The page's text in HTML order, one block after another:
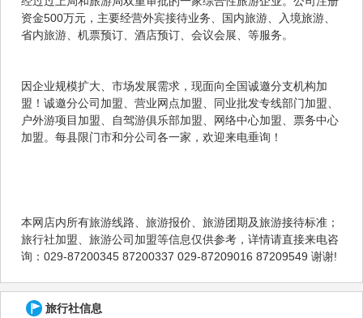
资金500万元，主要经营外宾接待业务、国内旅游、入境旅游、
省内旅游、机票预订、酒店预订、会议会展、等服务。
因企业规模扩大、市场发展需求，现面向全国诚邀分支机构加
盟！诚邀分公司加盟、营业网点加盟、同业批发专线部门加盟、
户外游项目加盟、自驾游俱乐部加盟、网络中心加盟、票务中心
加盟。每县限门市和分公司各一家，欢迎来电垂询！
本网店内所有旅游线路、旅游报价、旅游团期及旅游接待标准；
旅行社加盟、旅游公司加盟等信息仅供参考，详情请直接来电咨
询：029-87200345 87200337 029-87209016 87209549 谢谢!
旅行社信息